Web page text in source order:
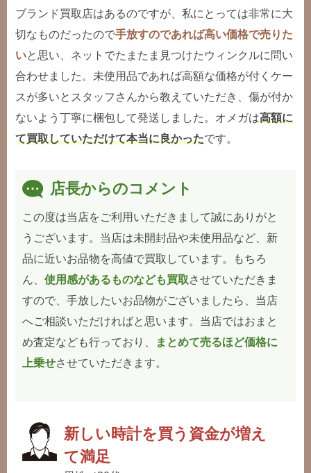
ブランド買取店はあるのですが、私にとっては非常に大
切なものだったので手放すのであれば高い価格で売りた
いと思い、ネットでたまたま見つけたウィンクルに問い
合わせました。未使用品であれば高額な価格が付くケー
スが多いとスタッフさんから教えていただき、傷が付か
ないよう丁寧に梱包して発送しました。オメガは高額に
て買取していただけて本当に良かったです。
店長からのコメント
この度は当店をご利用いただきまして誠にありがと
うございます。当店は未開封品や未使用品など、新
品に近いお品物を高値で買取しています。もちろ
ん、使用感があるものなども買取させていただきま
すので、手放したいお品物がございましたら、当店
へご相談いただければと思います。当店ではおまと
め査定なども行っており、
まとめて売るほど価格に
上乗せさせていただきます。
新しい時計を買う資金が増え
て満足